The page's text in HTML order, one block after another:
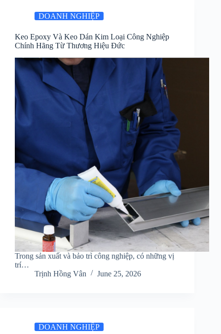
DOANH NGHIỆP
Keo Epoxy Và Keo Dán Kim Loại Công Nghiệp
Chính Hãng Từ Thương Hiệu Đức
Trong sản xuất và bảo trì công nghiệp, có những vị
trí…
Trịnh Hồng Vân
June 25, 2026
DOANH NGHIỆP